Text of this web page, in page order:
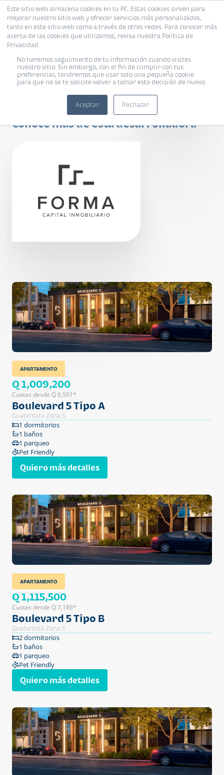
Este sitio web almacena cookies en tu PC. Estas cookies sirven para
mejorar nuestro sitio web y ofrecer servicios más personalizados,
tanto en este sitio web como a través de otras redes. Para conocer más
acerca de las cookies que utilizamos, revisa nuestra Política de
Privacidad.
No haremos seguimiento de tu información cuando visites
nuestro sitio. Sin embargo, con el fin de cumplir con tus
preferencias, tendremos que usar solo una pequeña cookie
para que no se te solicite volver a tomar esta decisión de nuevo.
Aceptar Rechazar
Boulevard 5
Conoce más de esta desarrolladora
APARTAMENTO
Q 1,009,200
Cuotas desde Q 6,501*
Boulevard 5 Tipo A
Guatemala Zona 5
1 dormitorios
1 baños
1 parqueo
Pet Friendly
Quiero más detalles
APARTAMENTO
Q 1,115,500
Cuotas desde Q 7,186*
Boulevard 5 Tipo B
Guatemala Zona 5
2 dormitorios
1 baños
1 parqueo
Pet Friendly
Quiero más detalles